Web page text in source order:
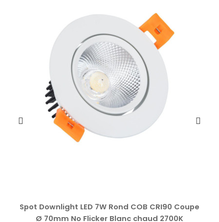
Spot Downlight LED 7W Rond COB CRI90 Coupe
Ø 70mm No Flicker Blanc chaud 2700K